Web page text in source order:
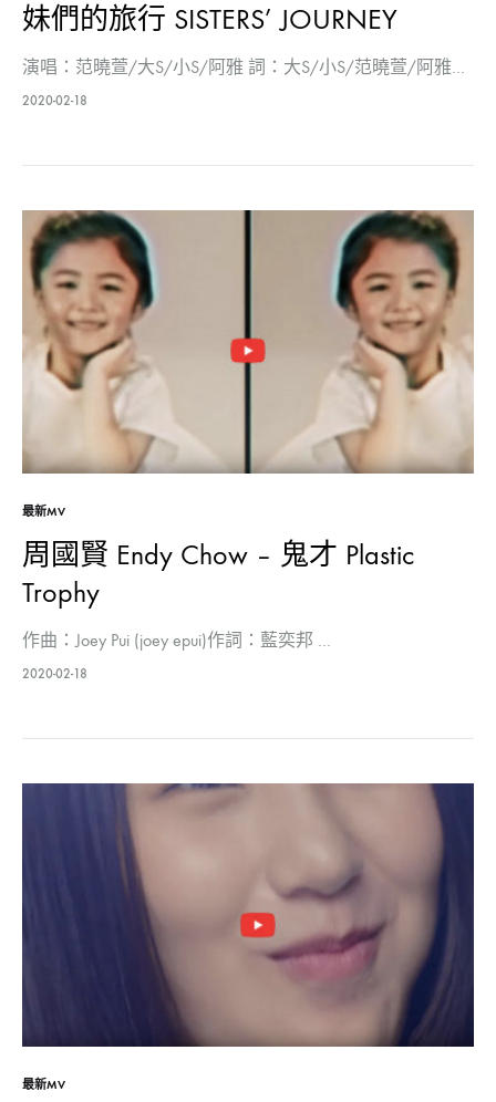
妹們的旅行 SISTERS’ JOURNEY
演唱：范曉萱/大S/小S/阿雅 詞：大S/小S/范曉萱/阿雅…
2020-02-18
最新MV
周國賢 Endy Chow – 鬼才 Plastic
Trophy
作曲：Joey Pui (joey epui)作詞：藍奕邦 …
2020-02-18
最新MV